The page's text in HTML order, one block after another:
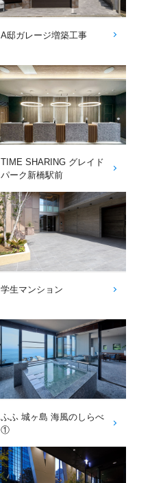
A邸ガレージ増築工事
TIME SHARING グレイド
パーク新橋駅前
学生マンション
ふふ 城ヶ島 海風のしらべ
①